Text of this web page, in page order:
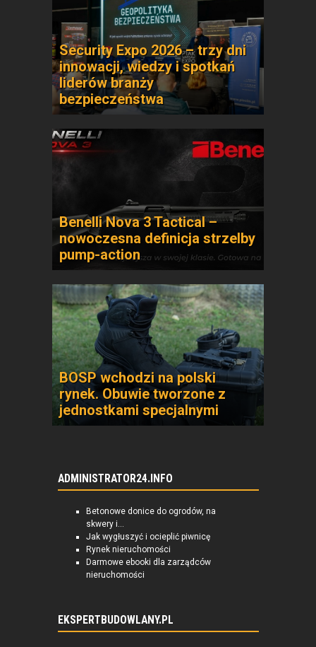
Security Expo 2026 – trzy dni
innowacji, wiedzy i spotkań
liderów branży
bezpieczeństwa
Benelli Nova 3 Tactical –
nowoczesna definicja strzelby
pump-action
BOSP wchodzi na polski
rynek. Obuwie tworzone z
jednostkami specjalnymi
ADMINISTRATOR24.INFO
Betonowe donice do ogrodów, na
skwery i...
Jak wygłuszyć i ocieplić piwnicę
Rynek nieruchomości
Darmowe ebooki dla zarządców
nieruchomości
EKSPERTBUDOWLANY.PL